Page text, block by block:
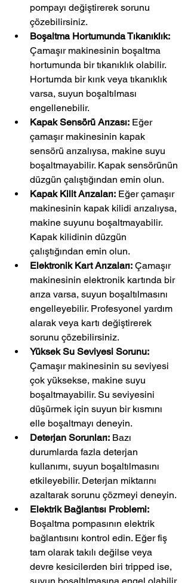
pompayı değiştirerek sorunu
çözebilirsiniz.
Boşaltma Hortumunda Tıkanıklık:
Çamaşır makinesinin boşaltma
hortumunda bir tıkanıklık olabilir.
Hortumda bir kırık veya tıkanıklık
varsa, suyun boşaltılması
engellenebilir.
Kapak Sensörü Arızası: Eğer
çamaşır makinesinin kapak
sensörü arızalıysa, makine suyu
boşaltmayabilir. Kapak sensörünün
düzgün çalıştığından emin olun.
Kapak Kilit Arızaları: Eğer çamaşır
makinesinin kapak kilidi arızalıysa,
makine suyunu boşaltmayabilir.
Kapak kilidinin düzgün
çalıştığından emin olun.
Elektronik Kart Arızaları: Çamaşır
makinesinin elektronik kartında bir
arıza varsa, suyun boşaltılmasını
engelleyebilir. Profesyonel yardım
alarak veya kartı değiştirerek
sorunu çözebilirsiniz.
Yüksek Su Seviyesi Sorunu:
Çamaşır makinesinin su seviyesi
çok yüksekse, makine suyu
boşaltmayabilir. Su seviyesini
düşürmek için suyun bir kısmını
elle boşaltmayı deneyin.
Deterjan Sorunları: Bazı
durumlarda fazla deterjan
kullanımı, suyun boşaltılmasını
etkileyebilir. Deterjan miktarını
azaltarak sorunu çözmeyi deneyin.
Elektrik Bağlantısı Problemi:
Boşaltma pompasının elektrik
bağlantısını kontrol edin. Eğer fiş
tam olarak takılı değilse veya
devre kesicilerden biri tripped ise,